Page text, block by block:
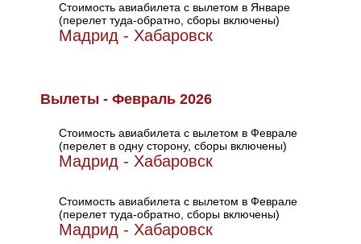
Стоимость авиабилета с вылетом в Январе
(перелет туда-обратно, сборы включены)
Мадрид - Хабаровск
Вылеты - Февраль 2026
Стоимость авиабилета с вылетом в Феврале
(перелет в одну сторону, сборы включены)
Мадрид - Хабаровск
Стоимость авиабилета с вылетом в Феврале
(перелет туда-обратно, сборы включены)
Мадрид - Хабаровск